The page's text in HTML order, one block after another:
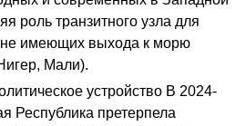
роль транзитного узла для
не имеющих выхода к морю
Мали).
устройство В 2024-
Республика претерпела